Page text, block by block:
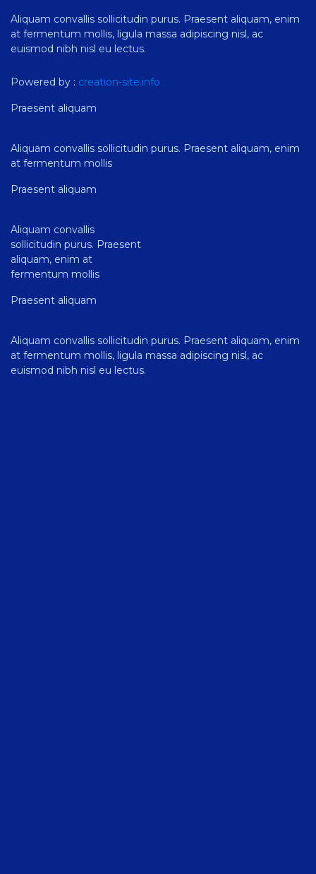
Aliquam convallis sollicitudin purus. Praesent aliquam, enim
at fermentum mollis, ligula massa adipiscing nisl, ac
euismod nibh nisl eu lectus.
Powered by : creation-site.info
Praesent aliquam
Aliquam convallis sollicitudin purus. Praesent aliquam, enim
at fermentum mollis
Praesent aliquam
Aliquam convallis
sollicitudin purus. Praesent
aliquam, enim at
fermentum mollis
Praesent aliquam
Aliquam convallis sollicitudin purus. Praesent aliquam, enim
at fermentum mollis, ligula massa adipiscing nisl, ac
euismod nibh nisl eu lectus.